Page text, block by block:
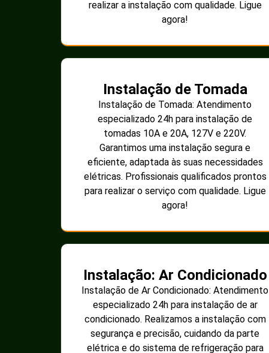
realizar a instalação com qualidade. Ligue
agora!
Instalação de Tomada
Instalação de Tomada: Atendimento
especializado 24h para instalação de
tomadas 10A e 20A, 127V e 220V.
Garantimos uma instalação segura e
eficiente, adaptada às suas necessidades
elétricas. Profissionais qualificados prontos
para realizar o serviço com qualidade. Ligue
agora!
Instalação: Ar Condicionado
Instalação de Ar Condicionado: Atendimento
especializado 24h para instalação de ar
condicionado. Realizamos a instalação com
segurança e precisão, cuidando da parte
elétrica e do sistema de refrigeração para